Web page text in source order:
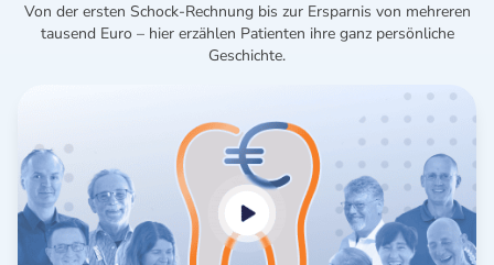
Von der ersten Schock-Rechnung bis zur Ersparnis von mehreren
tausend Euro – hier erzählen Patienten ihre ganz persönliche
Geschichte.